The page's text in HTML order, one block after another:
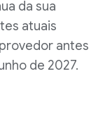
da sua
atuais
antes
de 2027.